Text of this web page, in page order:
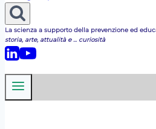
La scienza a supporto della prevenzione ed
storia, arte, attualità e ... curiosità